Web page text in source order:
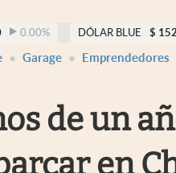
0.00% DÓLAR BLUE $
Garage Emprendedores
de un
en